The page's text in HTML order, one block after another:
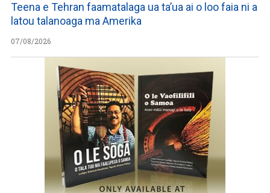
Teena e Tehran faamatalaga ua ta’ua ai o loo faia ni a
latou talanoaga ma Amerika
07/08/2026